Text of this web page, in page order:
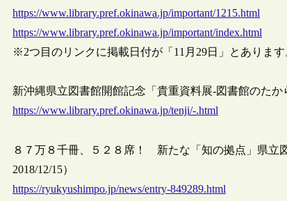
https://www.library.pref.okinawa.jp/important/1215.html
https://www.library.pref.okinawa.jp/important/index.html
※2つ目のリンクに掲載日付が「11月29日」とあります
新沖縄県立図書館開館記念「貴重資料展-図書館のたか
https://www.library.pref.okinawa.jp/tenji/-.html
８７万８千冊、５２８席！ 新たな「知の拠点」県
2018/12/15）
https://ryukyushimpo.jp/news/entry-849289.html